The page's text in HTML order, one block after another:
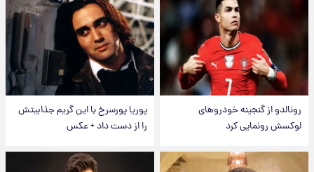
رونالدو از گنجینه خودروهای
لوکسش رونمایی کرد
پوریا پورسرخ با این گریم جذابیتش
را از دست داد + عکس